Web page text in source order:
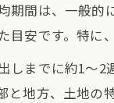
間は、一般的
目安です。特に
しまでに約1～
と地方、土地の